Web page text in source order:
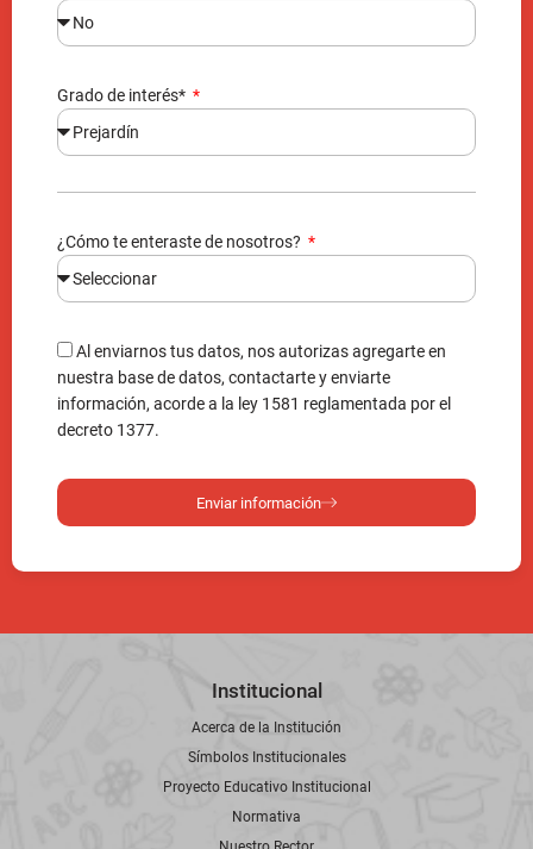
Grado de interés*
¿Cómo te enteraste de nosotros?
Al enviarnos tus datos, nos autorizas agregarte en
nuestra base de datos, contactarte y enviarte
información, acorde a la ley 1581 reglamentada por el
decreto 1377.
Enviar información
Institucional
Acerca de la Institución
Símbolos Institucionales
Proyecto Educativo Institucional
Normativa